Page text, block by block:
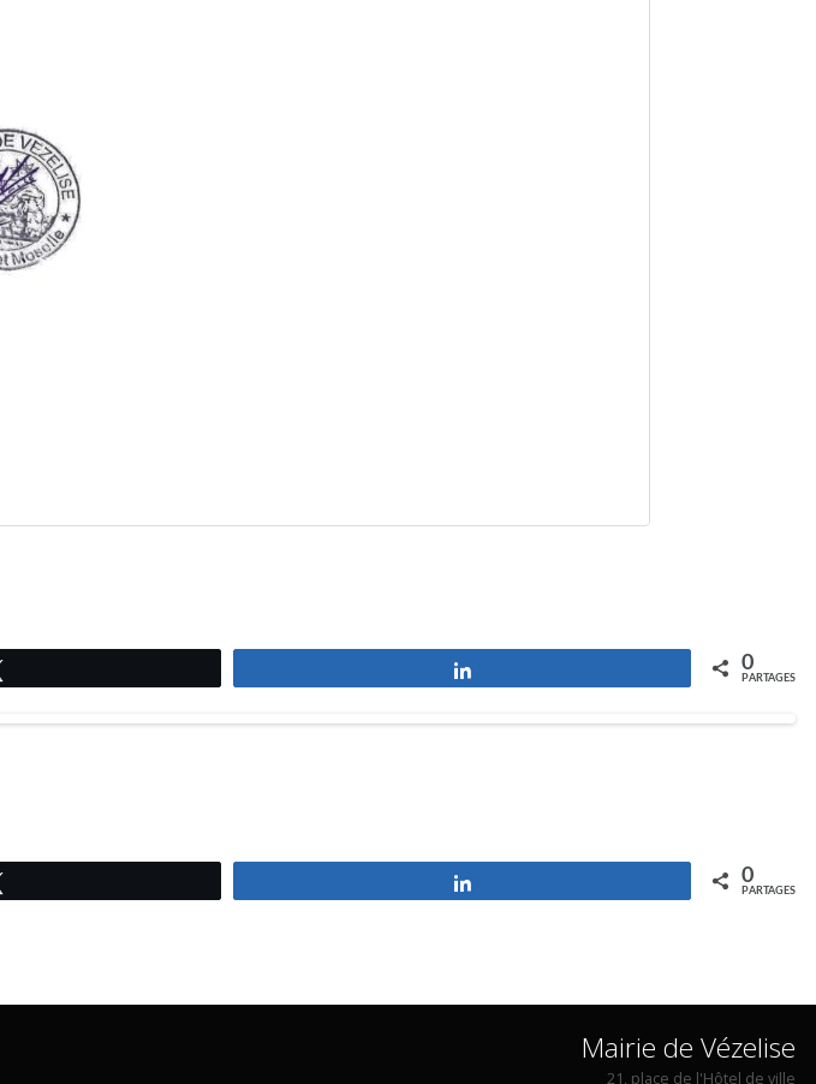
0
PARTAGES
0
PARTAGES
Mairie de Vézelise
21, place de l'Hôtel de ville